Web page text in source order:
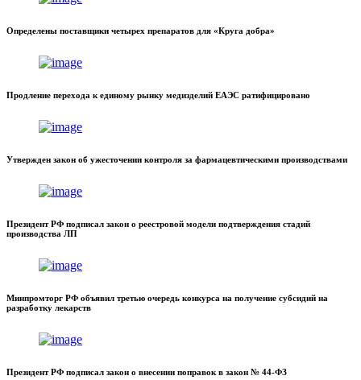
Определены поставщики четырех препаратов для «Круга добра»
Продление перехода к единому рынку медизделий ЕАЭС ратифицировано
Утвержден закон об ужесточении контроля за фармацевтическими производствами
Президент РФ подписал закон о реестровой модели подтверждения стадий
производства ЛП
Минпромторг РФ объявил третью очередь конкурса на получение субсидий на
разработку лекарств
Президент РФ подписал закон о внесении поправок в закон № 44-ФЗ